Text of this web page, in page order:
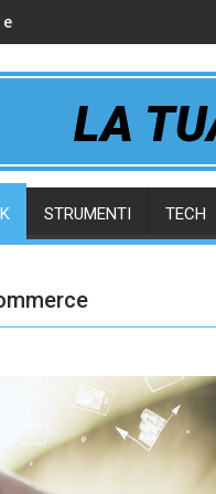
gruppi online
STRUMENTI TECH